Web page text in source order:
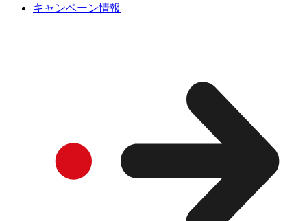
キャンペーン情報